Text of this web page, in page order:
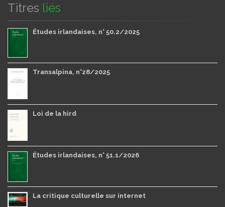
Titres liés
Études irlandaises, n° 50.2/2025
Transalpina, n°28/2025
Loi de la hird
Études irlandaises, n° 51.1/2026
La critique culturelle sur internet